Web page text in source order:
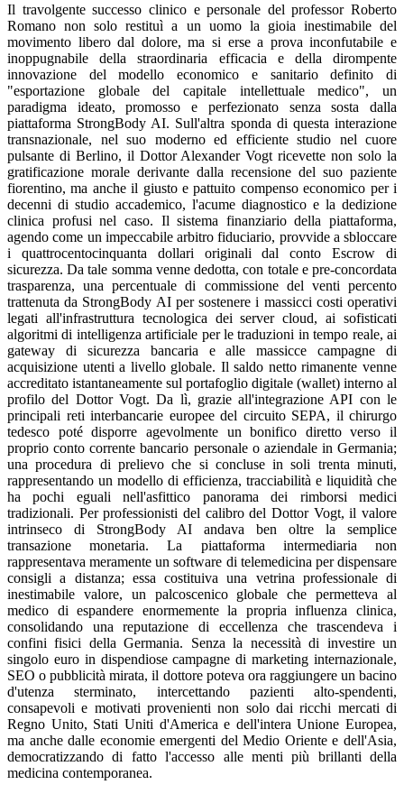
Il travolgente successo clinico e personale del professor Roberto
Romano non solo restituì a un uomo la gioia inestimabile del
movimento libero dal dolore, ma si erse a prova inconfutabile e
inoppugnabile della straordinaria efficacia e della dirompente
innovazione del modello economico e sanitario definito di
"esportazione globale del capitale intellettuale medico", un
paradigma ideato, promosso e perfezionato senza sosta dalla
piattaforma StrongBody AI. Sull'altra sponda di questa interazione
transnazionale, nel suo moderno ed efficiente studio nel cuore
pulsante di Berlino, il Dottor Alexander Vogt ricevette non solo la
gratificazione morale derivante dalla recensione del suo paziente
fiorentino, ma anche il giusto e pattuito compenso economico per i
decenni di studio accademico, l'acume diagnostico e la dedizione
clinica profusi nel caso. Il sistema finanziario della piattaforma,
agendo come un impeccabile arbitro fiduciario, provvide a sbloccare
i quattrocentocinquanta dollari originali dal conto Escrow di
sicurezza. Da tale somma venne dedotta, con totale e pre-concordata
trasparenza, una percentuale di commissione del venti percento
trattenuta da StrongBody AI per sostenere i massicci costi operativi
legati all'infrastruttura tecnologica dei server cloud, ai sofisticati
algoritmi di intelligenza artificiale per le traduzioni in tempo reale, ai
gateway di sicurezza bancaria e alle massicce campagne di
acquisizione utenti a livello globale. Il saldo netto rimanente venne
accreditato istantaneamente sul portafoglio digitale (wallet) interno al
profilo del Dottor Vogt. Da lì, grazie all'integrazione API con le
principali reti interbancarie europee del circuito SEPA, il chirurgo
tedesco poté disporre agevolmente un bonifico diretto verso il
proprio conto corrente bancario personale o aziendale in Germania;
una procedura di prelievo che si concluse in soli trenta minuti,
rappresentando un modello di efficienza, tracciabilità e liquidità che
ha pochi eguali nell'asfittico panorama dei rimborsi medici
tradizionali. Per professionisti del calibro del Dottor Vogt, il valore
intrinseco di StrongBody AI andava ben oltre la semplice
transazione monetaria. La piattaforma intermediaria non
rappresentava meramente un software di telemedicina per dispensare
consigli a distanza; essa costituiva una vetrina professionale di
inestimabile valore, un palcoscenico globale che permetteva al
medico di espandere enormemente la propria influenza clinica,
consolidando una reputazione di eccellenza che trascendeva i
confini fisici della Germania. Senza la necessità di investire un
singolo euro in dispendiose campagne di marketing internazionale,
SEO o pubblicità mirata, il dottore poteva ora raggiungere un bacino
d'utenza sterminato, intercettando pazienti alto-spendenti,
consapevoli e motivati provenienti non solo dai ricchi mercati di
Regno Unito, Stati Uniti d'America e dell'intera Unione Europea,
ma anche dalle economie emergenti del Medio Oriente e dell'Asia,
democratizzando di fatto l'accesso alle menti più brillanti della
medicina contemporanea.